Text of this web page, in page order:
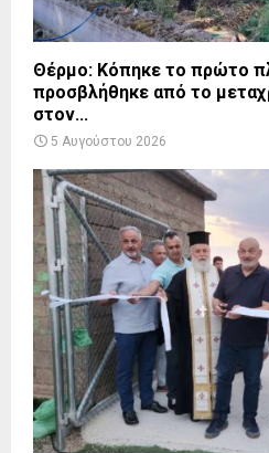
Θέρμο: Κόπηκε το πρώτο
προσβλήθηκε από το
στον...
5 Αυγούστου 2026